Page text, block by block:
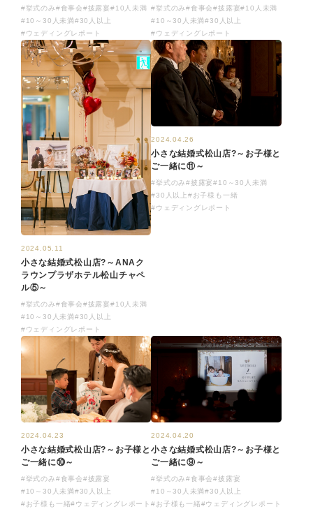
#挙式のみ#食事会#披露宴#10人未満
#10～30人未満#30人以上
#ウェディングレポート
#挙式のみ#食事会#披露宴#10人未満
#10～30人未満#30人以上
#ウェディングレポート
2024.05.11
小さな結婚式松山店?～ANAク
ラウンプラザホテル松山チャペ
ル⑤～
#挙式のみ#食事会#披露宴#10人未満
#10～30人未満#30人以上
#ウェディングレポート
2024.04.26
小さな結婚式松山店?～お子様と
ご一緒に⑪～
#挙式のみ#披露宴#10～30人未満
#30人以上#お子様も一緒
#ウェディングレポート
2024.04.23
小さな結婚式松山店?～お子様と
ご一緒に⑩～
#挙式のみ#食事会#披露宴
#10～30人未満#30人以上
#お子様も一緒#ウェディングレポート
2024.04.20
小さな結婚式松山店?～お子様と
ご一緒に⑨～
#挙式のみ#食事会#披露宴
#10～30人未満#30人以上
#お子様も一緒#ウェディングレポート